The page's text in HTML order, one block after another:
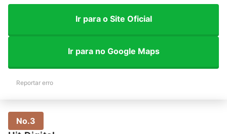
Ir para o Site Oficial
Ir para no Google Maps
Reportar erro
No.3